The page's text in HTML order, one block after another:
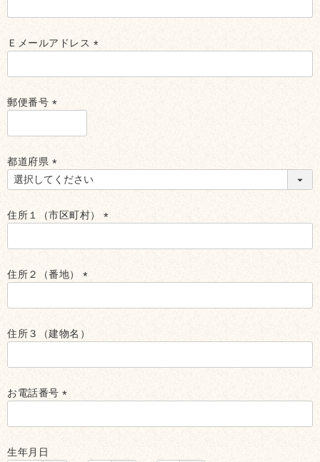
Ｅメールアドレス
須)
郵便番号
須)
都道府県
(必
住所１（市区町村）
須)
住所２（番地）
須)
住所３（建物名）
お電話番号
須)
生年月日